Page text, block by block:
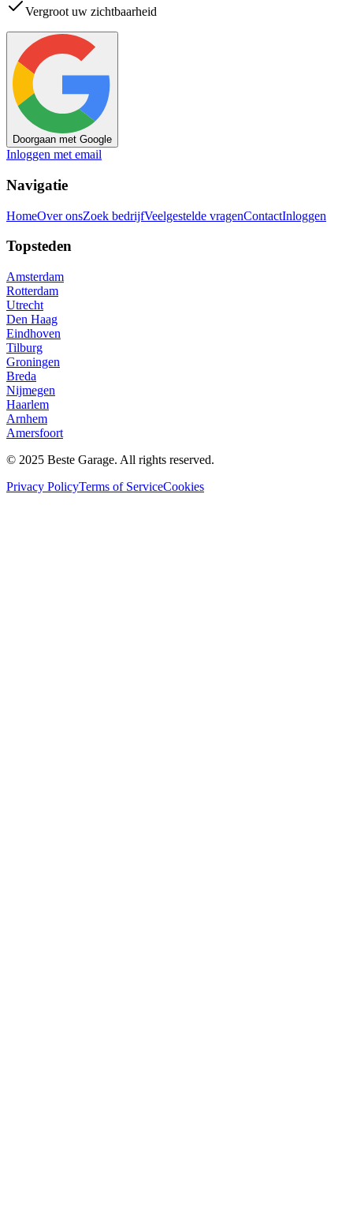
Vergroot uw zichtbaarheid
Doorgaan met Google
Inloggen met email
Navigatie
HomeOver onsZoek bedrijfVeelgestelde vragenContactInloggen
Topsteden
Amsterdam
Rotterdam
Utrecht
Den Haag
Eindhoven
Tilburg
Groningen
Breda
Nijmegen
Haarlem
Arnhem
Amersfoort
© 2025 Beste Garage. All rights reserved.
Privacy PolicyTerms of ServiceCookies